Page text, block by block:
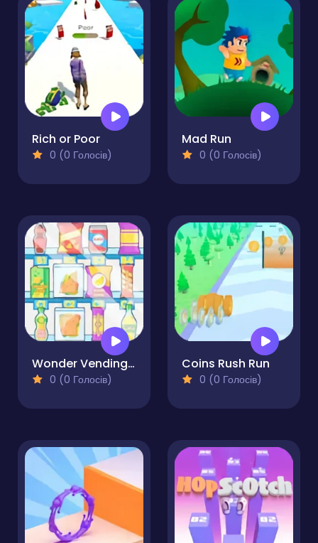
Rich or Poor
0 (0 Голосів)
Mad Run
0 (0 Голосів)
Wonder Vending Machine
0 (0 Голосів)
Coins Rush Run
0 (0 Голосів)